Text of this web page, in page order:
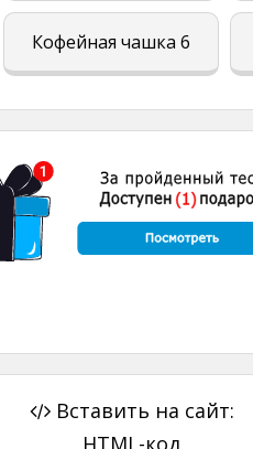
Кофейная чашка 6
Вставить на сайт:
HTML-код